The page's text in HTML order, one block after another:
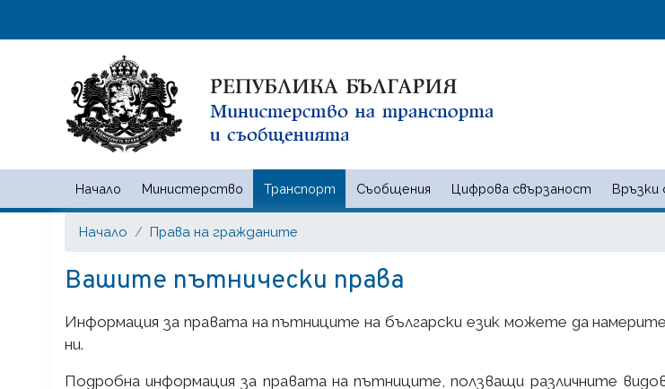
Начало Министерство Транспорт Съобщения Цифрова свързаност
Министерство на транспорта и съобщенията |
Начало Права на гражданите
Вашите пътнически права
Информация за правата на пътниците на български език можете да
ни.
Подробна информация за правата на пътниците, ползващи различните